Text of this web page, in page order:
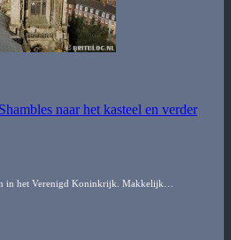
naar het kasteel en verder
in het Verenigd Koninkrijk. Makkelijk…